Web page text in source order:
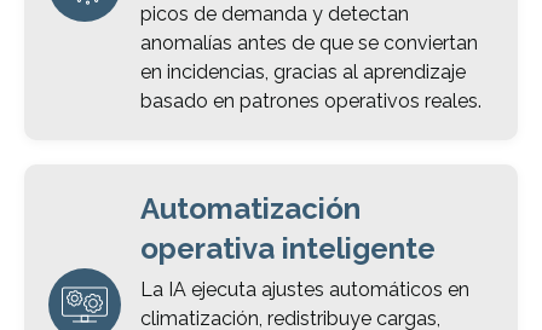
picos de demanda y detectan
anomalías antes de que se conviertan
en incidencias, gracias al aprendizaje
basado en patrones operativos reales.
Automatización
operativa inteligente
La IA ejecuta ajustes automáticos en
climatización, redistribuye cargas,